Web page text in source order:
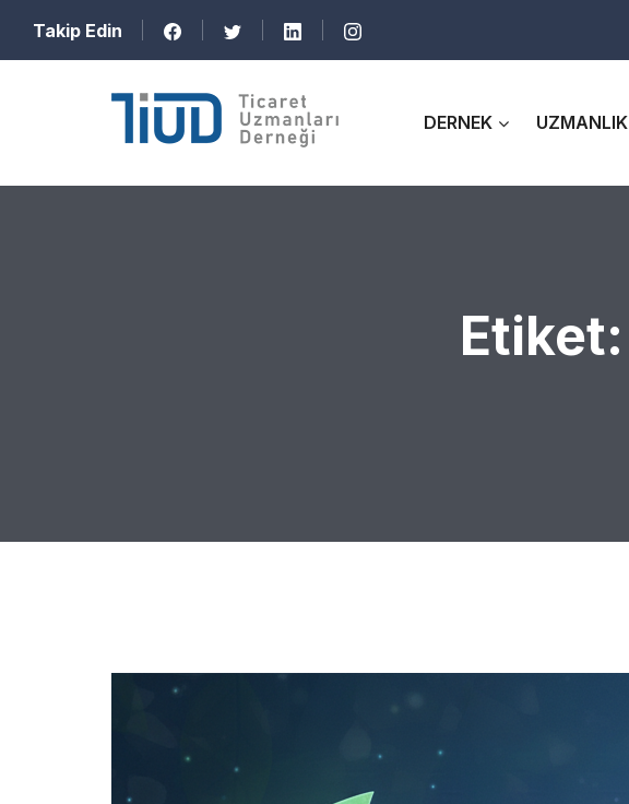
Takip Edin
DERNEK UZMANLIK
Etiket: